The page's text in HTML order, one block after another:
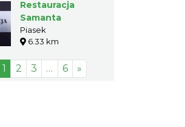
Restauracja
Samanta
Piasek
6.33 km
1 2 3 … 6 »